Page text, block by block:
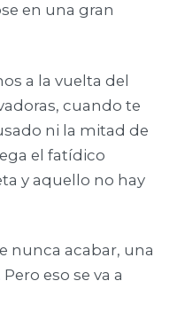
en una gran
a la vuelta del
cuando te
ni la mitad de
el fatídico
y aquello no hay
nunca acabar, una
eso se va a